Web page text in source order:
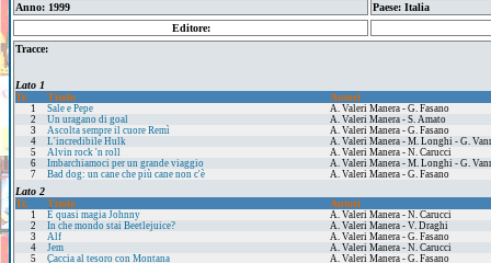
Anno: 1999
Paese: Italia
Editore:
Tracce:
Lato 1
Tr.
Titolo Autori
1 Sale e Pepe
A. Valeri Manera - G. Fasano
2
Un uragano di goal
A. Valeri Manera - S. Amato
3
Ascolta sempre il cuore Remì
A. Valeri Manera - G. Fasano
4
L'incredibile Hulk
A. Valeri Manera - M. Longhi - G.
5
Alvin rock 'n roll
A. Valeri Manera - N. Carucci
6
Imbarchiamoci per un grande viaggio
A. Valeri Manera - M. Longhi - G.
7
Bad dog: un cane che più cane non c'è A. Valeri Manera - G. Fasano
Lato 2
Tr.
Titolo Autori
1 È quasi magia Johnny
A. Valeri Manera - N. Carucci
2
In che mondo stai Beetlejuice?
A. Valeri Manera - V. Draghi
3
Alf
A. Valeri Manera - G. Fasano
4
Jem
A. Valeri Manera - N. Carucci
5
Caccia al tesoro con Montana
A. Valeri Manera - G. Fasano